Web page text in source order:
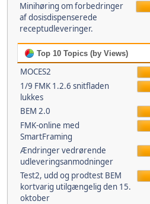
Minihøring om forbedringer
af dosisdispenserede
receptudleveringer.
Top 10 Topics (by Views)
MOCES2
1/9 FMK 1.2.6 snitfladen
lukkes
BEM 2.0
FMK-online med
SmartFraming
Ændringer vedrørende
udleveringsanmodninger
Test2, udd og prodtest BEM
kortvarig utilgængelig den 15.
oktober